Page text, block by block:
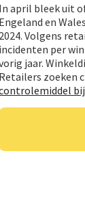
In april bleek uit
Engeland en
2024. Volgens
incidenten per
jaar.
Retailers zoeken
bij